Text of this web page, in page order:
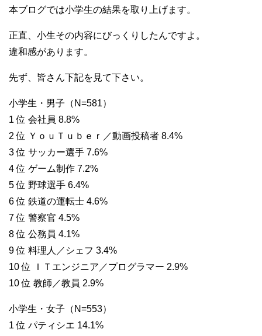
本ブログでは小学生の結果を取り上げます。
正直、小生その内容にびっくりしたんですよ。
違和感があります。
先ず、皆さん下記を見て下さい。
小学生・男子（N=581）
1 位 会社員 8.8%
2 位 ＹｏｕＴｕｂｅｒ／動画投稿者 8.4%
3 位 サッカー選手 7.6%
4 位 ゲーム制作 7.2%
5 位 野球選手 6.4%
6 位 鉄道の運転士 4.6%
7 位 警察官 4.5%
8 位 公務員 4.1%
9 位 料理人／シェフ 3.4%
10 位 ＩＴエンジニア／プログラマー 2.9%
10 位 教師／教員 2.9%
小学生・女子（N=553）
1 位 パティシエ 14.1%